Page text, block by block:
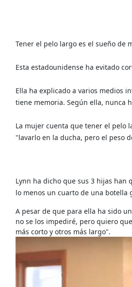
Tener el pelo largo es el sueño de
Esta estadounidense ha evitado
Ella ha explicado a varios medios
tiene memoria. Según ella,
La mujer cuenta que tener el pelo
"lavarlo en la ducha, pero el peso
Lynn ha dicho que sus 3 hijas han
lo menos un cuarto de una botella
A pesar de que para ella ha sido
no se los impediré, pero quiero
más corto y otros más largo".